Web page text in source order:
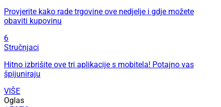
Provjerite kako rade trgovine ove nedjelje i gdje možete
obaviti kupovinu
6
Stručnjaci
Hitno izbrišite ove tri aplikacije s mobitela! Potajno vas
špijuniraju
VIŠE
Oglas